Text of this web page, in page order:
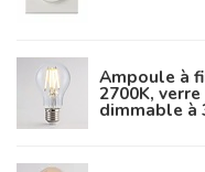
Ampoule à
2700K,
dimmable à